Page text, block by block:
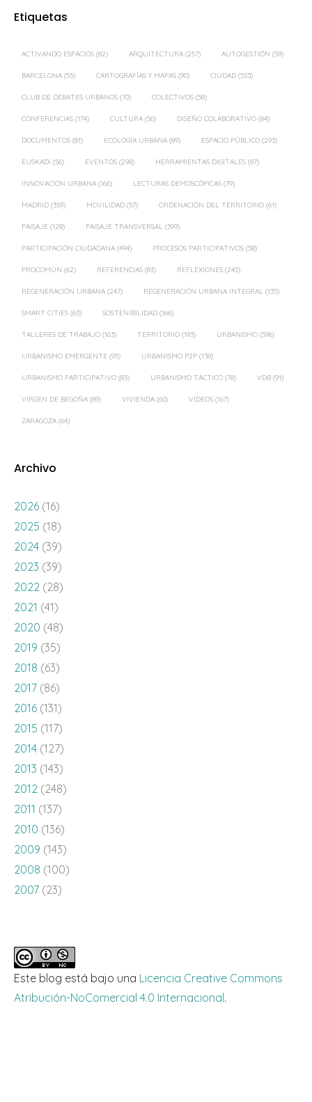
Etiquetas
ACTIVANDO ESPACIOS (82) ARQUITECTURA (257) AUTOGESTIÓN (59)
BARCELONA (55) CARTOGRAFÍAS Y MAPAS (90) CIUDAD (553)
CLUB DE DEBATES URBANOS (70) COLECTIVOS (58)
CONFERENCIAS (174) CULTURA (56) DISEÑO COLABORATIVO (84)
DOCUMENTOS (81) ECOLOGÍA URBANA (89) ESPACIO PÚBLICO (293)
EUSKADI (56) EVENTOS (298) HERRAMIENTAS DIGITALES (87)
INNOVACIÓN URBANA (166) LECTURAS DEMOSCÓPICAS (79)
MADRID (359) MOVILIDAD (57) ORDENACIÓN DEL TERRITORIO (61)
PAISAJE (128) PAISAJE TRANSVERSAL (399)
PARTICIPACIÓN CIUDADANA (494) PROCESOS PARTICIPATIVOS (58)
PROCOMÚN (62) REFERENCIAS (83) REFLEXIONES (245)
REGENERACIÓN URBANA (247) REGENERACIÓN URBANA INTEGRAL (135)
SMART CITIES (63) SOSTENIBILIDAD (166)
TALLERES DE TRABAJO (163) TERRITORIO (193) URBANISMO (596)
URBANISMO EMERGENTE (95) URBANISMO P2P (138)
URBANISMO PARTICIPATIVO (83) URBANISMO TÁCTICO (78) VDB (91)
VIRGEN DE BEGOÑA (89) VIVIENDA (60) VÍDEOS (167)
ZARAGOZA (64)
Archivo
2026 (16)
2025 (18)
2024 (39)
2023 (39)
2022 (28)
2021 (41)
2020 (48)
2019 (35)
2018 (63)
2017 (86)
2016 (131)
2015 (117)
2014 (127)
2013 (143)
2012 (248)
2011 (137)
2010 (136)
2009 (143)
2008 (100)
2007 (23)
Este blog está bajo una Licencia Creative Commons
Atribución-NoComercial 4.0 Internacional.